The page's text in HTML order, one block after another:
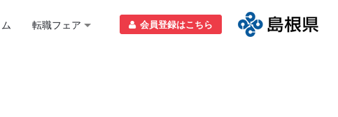
転職フェア 会員登録はこちら